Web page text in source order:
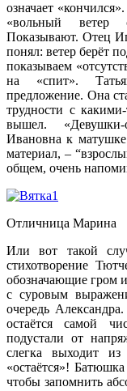
означает
«вольный ветер
Показывают. Отец
понял: ветер берёт
показываем
на «спит».
предложение. Она
трудности с
вышел.
Ивановна к
материал, –
общем, очень
Отличница Марина
Или вот такой
стихотворение
обозначающие гром
с суровым
очередь
остаётся самой
подустали от
слегка выходит
«остаётся»!
чтобы запомнить